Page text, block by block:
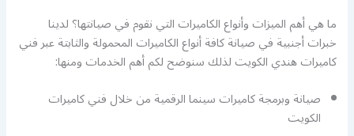
ما هي أهم الميزات وأنواع الكاميرات التي نقوم في صيانتها؟ لدينا
خبرات أجنبية في صيانة كافة أنواع الكاميرات المحمولة والثابتة عبر فني
كاميرات هندي الكويت لذلك سنوضح لكم أهم الخدمات ومنها:
صيانة وبرمجة كاميرات سينما الرقمية من خلال فني كاميرات
الكويت